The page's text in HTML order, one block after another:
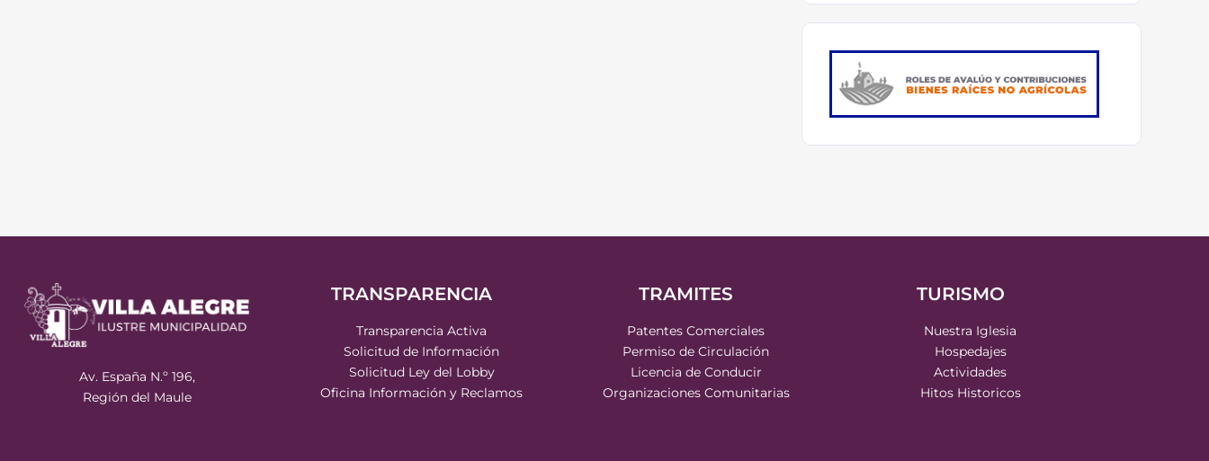
Av. España N.º 196,
Región del Maule
TRANSPARENCIA
Transparencia Activa
Solicitud de Información
Solicitud Ley del Lobby
Oficina Información y Reclamos
TRAMITES
Patentes Comerciales
Permiso de Circulación
Licencia de Conducir
Organizaciones Comunitarias
TURISMO
Nuestra Iglesia
Hospedajes
Actividades
Hitos Historicos